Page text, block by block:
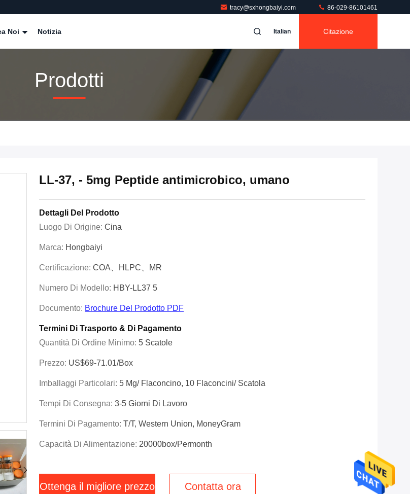
tracy@sxhongbaiyi.com 86-029-86101461
Noi Notizia Italian Citazione
Prodotti
LL-37, - 5mg Peptide antimicrobico, umano
Dettagli Del Prodotto
Luogo Di Origine: Cina
Marca: Hongbaiyi
Certificazione: COA、HLPC、MR
Numero Di Modello: HBY-LL37 5
Documento: Brochure Del Prodotto PDF
Termini Di Trasporto & Di Pagamento
Quantità Di Ordine Minimo: 5 Scatole
Prezzo: US$69-71.01/box
Imballaggi Particolari: 5 Mg/ Flaconcino, 10 Flaconcini/ Scatola
Tempi Di Consegna: 3-5 Giorni Di Lavoro
Termini Di Pagamento: T/T, Western Union, MoneyGram
Capacità Di Alimentazione: 20000box/permonth
Ottenga il migliore prezzo Contatta ora